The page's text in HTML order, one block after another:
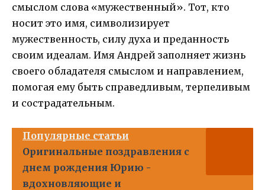
смыслом слова «мужественный». Тот, кто
носит это имя, символизирует
мужественность, силу духа и преданность
своим идеалам. Имя Андрей заполняет жизнь
своего обладателя смыслом и направлением,
помогая ему быть справедливым, терпеливым
и сострадательным.
Популярные статьи
Оригинальные поздравления с
днем рождения Юрию -
вдохновляющие и